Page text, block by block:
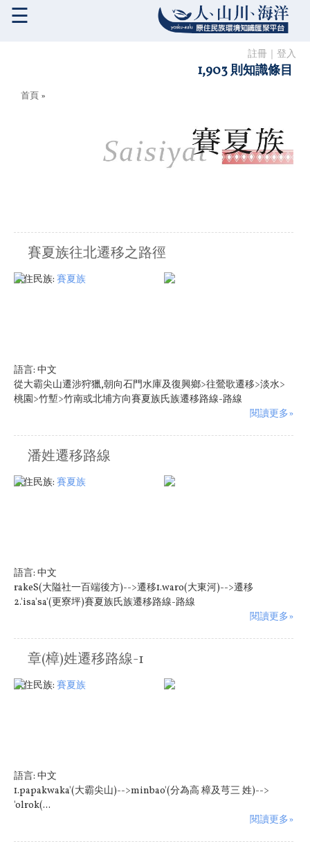
註冊 登入
1,903 則知識條目
☰
您在這裡
首頁 »
賽夏族往北遷移之路徑
原住民族: 賽夏族
語言: 中文
從大霸尖山遷涉狩獵,朝向石門水庫及復興鄉>往鶯歌遷移>淡水>
桃園>竹塹>竹南或北埔方向賽夏族氏族遷移路線-路線
閱讀更多»
潘姓遷移路線
原住民族: 賽夏族
語言: 中文
rakeS(大隘社一百端後方)-->遷移1.waro(大東河)-->遷移
2.'isa'sa'(更寮坪)賽夏族氏族遷移路線-路線
閱讀更多»
章(樟)姓遷移路線-1
原住民族: 賽夏族
語言: 中文
1.papakwaka'(大霸尖山)-->minbao'(分為高 樟及芎三 姓)-->
'olrok(...
閱讀更多»